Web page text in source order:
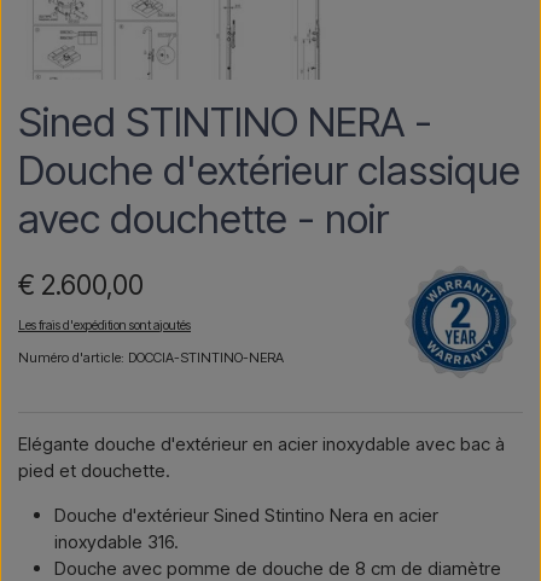
Sined STINTINO NERA -
Douche d'extérieur classique
avec douchette - noir
€ 2.600,00
Les frais d'expédition sont ajoutés
Numéro d'article: DOCCIA-STINTINO-NERA
Elégante douche d'extérieur en acier inoxydable avec bac à
pied et douchette.
Douche d'extérieur Sined Stintino Nera en acier
inoxydable 316.
Douche avec pomme de douche de 8 cm de diamètre